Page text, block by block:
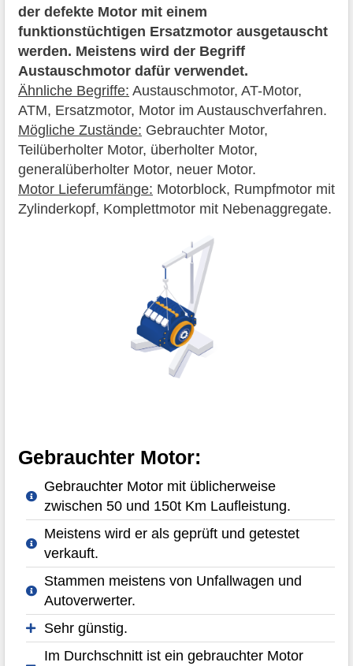
der defekte Motor mit einem
funktionstüchtigen Ersatzmotor ausgetauscht
werden. Meistens wird der Begriff
Austauschmotor dafür verwendet.
Ähnliche Begriffe: Austauschmotor, AT-Motor,
ATM, Ersatzmotor, Motor im Austauschverfahren.
Mögliche Zustände: Gebrauchter Motor,
Teilüberholter Motor, überholter Motor,
generalüberholter Motor, neuer Motor.
Motor Lieferumfänge: Motorblock, Rumpfmotor mit
Zylinderkopf, Komplettmotor mit Nebenaggregate.
Gebrauchter Motor:
Gebrauchter Motor mit üblicherweise
zwischen 50 und 150t Km Laufleistung.
Meistens wird er als geprüft und getestet
verkauft.
Stammen meistens von Unfallwagen und
Autoverwerter.
Sehr günstig.
Im Durchschnitt ist ein gebrauchter Motor